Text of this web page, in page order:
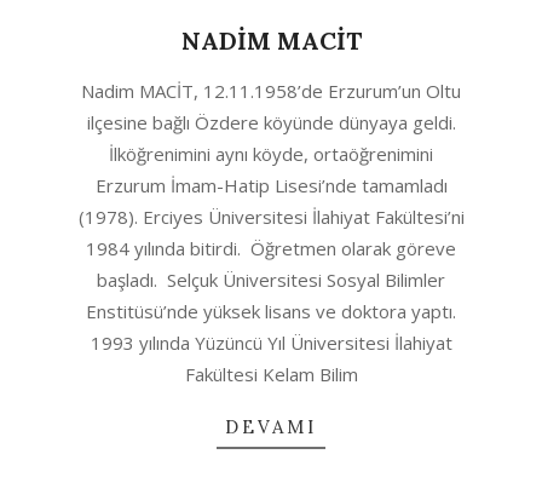
NADİM MACİT
08-
12
Nadim MACİT, 12.11.1958’de Erzurum’un Oltu
ilçesine bağlı Özdere köyünde dünyaya geldi.
İlköğrenimini aynı köyde, ortaöğrenimini
Erzurum İmam-Hatip Lisesi’nde tamamladı
(1978). Erciyes Üniversitesi İlahiyat Fakültesi’ni
1984 yılında bitirdi. Öğretmen olarak göreve
başladı. Selçuk Üniversitesi Sosyal Bilimler
Enstitüsü’nde yüksek lisans ve doktora yaptı.
1993 yılında Yüzüncü Yıl Üniversitesi İlahiyat
Fakültesi Kelam Bilim
DEVAMI